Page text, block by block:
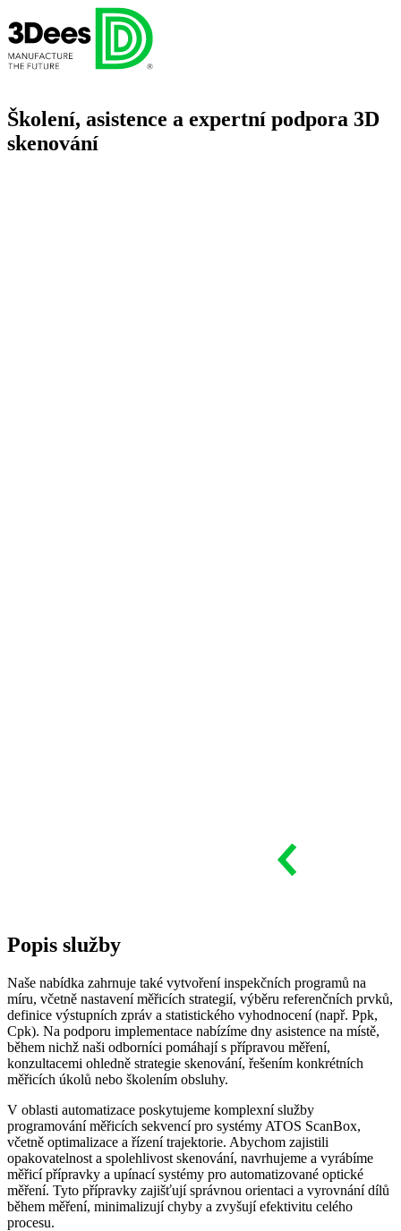
Školení, asistence a expertní podpora 3D
skenování
Popis služby
Naše nabídka zahrnuje také vytvoření inspekčních programů na
míru, včetně nastavení měřicích strategií, výběru referenčních prvků,
definice výstupních zpráv a statistického vyhodnocení (např. Ppk,
Cpk). Na podporu implementace nabízíme dny asistence na místě,
během nichž naši odborníci pomáhají s přípravou měření,
konzultacemi ohledně strategie skenování, řešením konkrétních
měřicích úkolů nebo školením obsluhy.
V oblasti automatizace poskytujeme komplexní služby
programování měřicích sekvencí pro systémy ATOS ScanBox,
včetně optimalizace a řízení trajektorie. Abychom zajistili
opakovatelnost a spolehlivost skenování, navrhujeme a vyrábíme
měřicí přípravky a upínací systémy pro automatizované optické
měření. Tyto přípravky zajišťují správnou orientaci a vyrovnání dílů
během měření, minimalizují chyby a zvyšují efektivitu celého
procesu.